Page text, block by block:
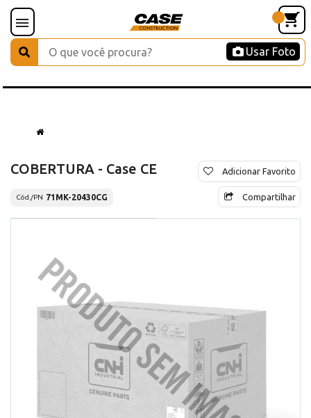
Usar Foto
COBERTURA - Case CE
Cód./PN 71MK-20430CG
Adicionar Favorito
Compartilhar